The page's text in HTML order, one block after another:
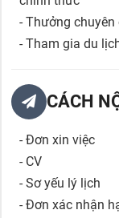
- Thưởng
- Tham gia du
CÁCH
- Đơn xin việc
- CV
- Sơ yếu lý lịch
- Đơn xác nhận